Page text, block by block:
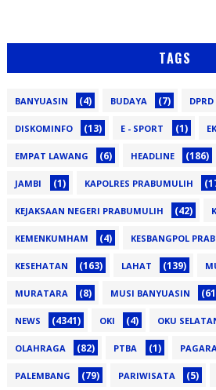
TAGS
BANYUASIN (4) BUDAYA (7) DPRD
DISKOMINFO (13) E - SPORT (1)
EMPAT LAWANG (6) HEADLINE (186)
JAMBI (1) KAPOLRES PRABUMULIH
KEJAKSAAN NEGERI PRABUMULIH (42)
KEMENKUMHAM (4) KESBANGPOL
KESEHATAN (163) LAHAT (139)
MURATARA (8) MUSI BANYUASIN
NEWS (4341) OKI (4) OKU
OLAHRAGA (82) PTBA (1)
PALEMBANG (79) PARIWISATA (5)